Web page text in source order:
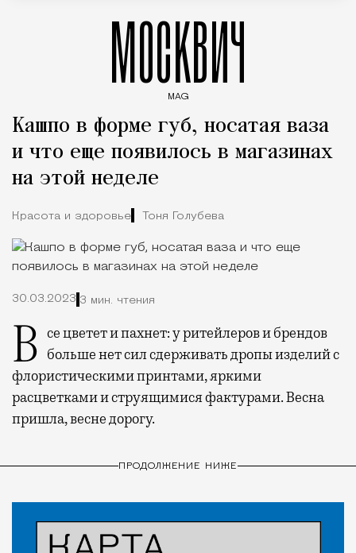
МОСКВИЧ
MAG
Кашпо в форме губ, носатая ваза
и что еще появилось в магазинах
на этой неделе
Красота и здоровье Тоня Голубева
30.03.2023 3 мин. чтения
Все цветет и пахнет: у ритейлеров и брендов больше нет сил сдерживать дропы изделий с
флористическими принтами, яркими
расцветками и струящимися фактурами. Весна
пришла, весне дорогу.
ПРОДОЛЖЕНИЕ НИЖЕ